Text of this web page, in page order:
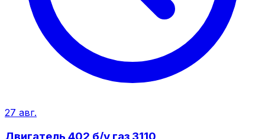
27 авг.
Двигатель 402 б/у газ 3110